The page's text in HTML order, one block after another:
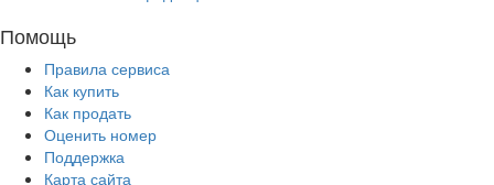
Помощь
Правила сервиса
Как купить
Как продать
Оценить номер
Поддержка
Карта сайта